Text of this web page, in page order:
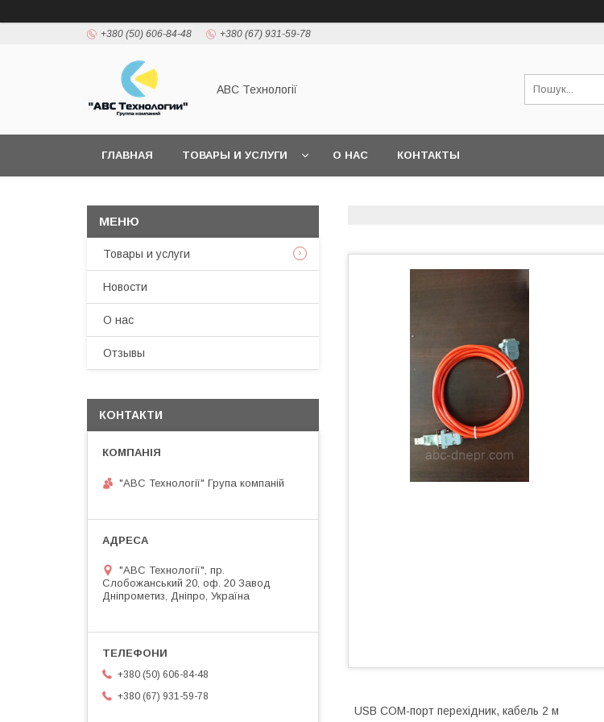
+380 (50) 606-84-48 +380 (67) 931-59-78
АВС Технології
ГЛАВНАЯ ТОВАРЫ И УСЛУГИ О НАС КОНТАКТЫ
USB COM-порт перехідник, кабель 2 м
Товары и услуги
Новости
О нас
Отзывы
КОНТАКТИ
"АВС Технології" Група компаній
"АВС Технології", пр.
Слобожанський 20, оф. 20 Завод
Дніпрометиз, Дніпро, Україна
+380 (50) 606-84-48
+380 (67) 931-59-78